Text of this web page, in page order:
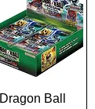
Dragon Ball